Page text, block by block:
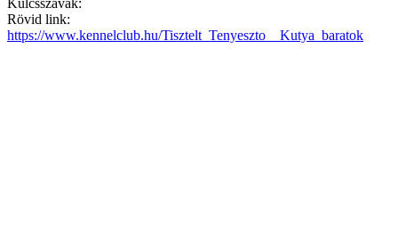
Kulcsszavak:
Rövid link:
https://www.kennelclub.hu/Tisztelt_Tenyeszto__Kutya_baratok